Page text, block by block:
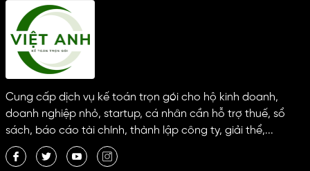
Cung cấp dịch vụ kế toán trọn gói cho hộ kinh doanh,
doanh nghiệp nhỏ, startup, cá nhân cần hỗ trợ thuế, sổ
sách, báo cáo tài chính, thành lập công ty, giải thể,...